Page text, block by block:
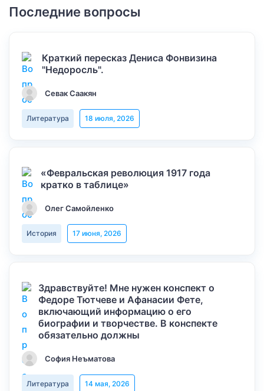
Последние вопросы
Краткий пересказ Дениса Фонвизина
"Недоросль".
Севак Саакян
Литература 18 июля, 2026
«Февральская революция 1917 года
кратко в таблице»
Олег Самойленко
История 17 июня, 2026
Здравствуйте! Мне нужен конспект о
Федоре Тютчеве и Афанасии Фете,
включающий информацию о его
биографии и творчестве. В конспекте
обязательно должны
София Неъматова
Литература 14 мая, 2026